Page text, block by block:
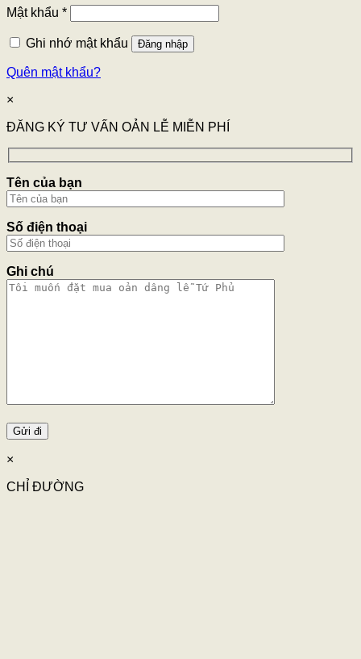
Mật khẩu *
Ghi nhớ mật khẩu Đăng nhập
Quên mật khẩu?
×
ĐĂNG KÝ TƯ VẤN OẢN LỄ MIỄN PHÍ
Tên của bạn
Số điện thoại
Ghi chú
×
CHỈ ĐƯỜNG